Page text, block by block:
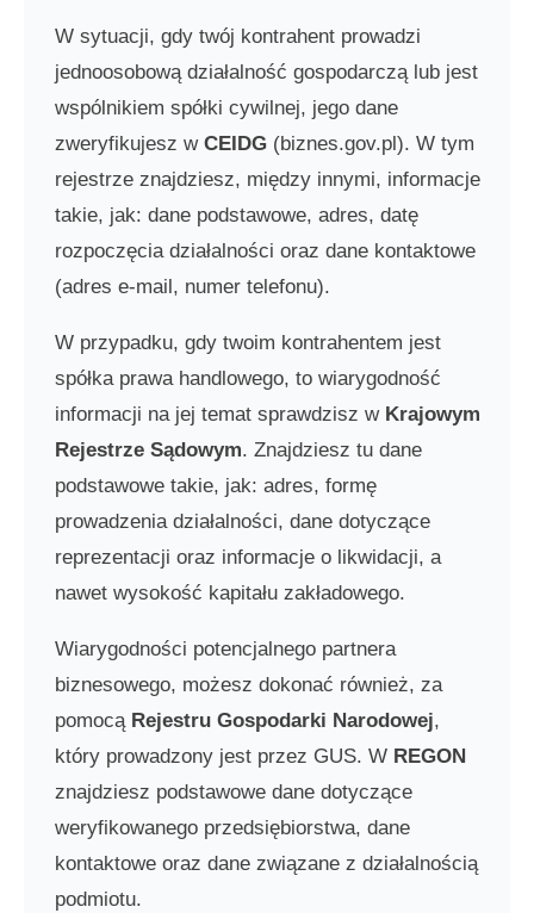
W sytuacji, gdy twój kontrahent prowadzi
jednoosobową działalność gospodarczą lub jest
wspólnikiem spółki cywilnej, jego dane
zweryfikujesz w CEIDG(biznes.gov.pl). W tym
rejestrze znajdziesz, między innymi, informacje
takie, jak: dane podstawowe, adres, datę
rozpoczęcia działalności oraz dane kontaktowe
(adres e-mail, numer telefonu).
W przypadku, gdy twoim kontrahentem jest
spółka prawa handlowego, to wiarygodność
informacji na jej temat sprawdzisz w Krajowym
Rejestrze Sądowym. Znajdziesz tu dane
podstawowe takie, jak: adres, formę
prowadzenia działalności, dane dotyczące
reprezentacji oraz informacje o likwidacji, a
nawet wysokość kapitału zakładowego.
Wiarygodności potencjalnego partnera
biznesowego, możesz dokonać również, za
pomocą Rejestru Gospodarki Narodowej,
który prowadzony jest przez GUS. W REGON
znajdziesz podstawowe dane dotyczące
weryfikowanego przedsiębiorstwa, dane
kontaktowe oraz dane związane z działalnością
podmiotu.